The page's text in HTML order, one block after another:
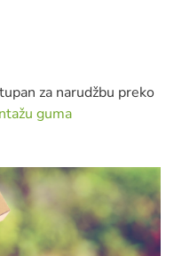
za narudžbu preko
guma